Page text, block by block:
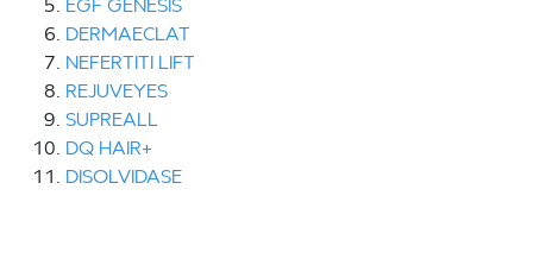
EGF GENESIS
DERMAECLAT
NEFERTITI LIFT
REJUVEYES
SUPREALL
DQ HAIR+
DISOLVIDASE